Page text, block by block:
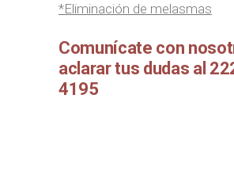
*Eliminación de melasmas
Comunícate con
aclarar tus dudas al
4195